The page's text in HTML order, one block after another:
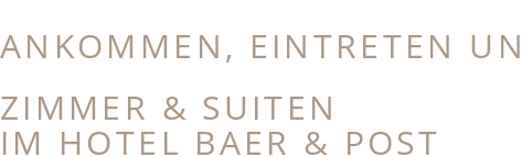
ANKOMMEN, EINTRETEN
ZIMMER & SUITEN
IM HOTEL BAER & POST